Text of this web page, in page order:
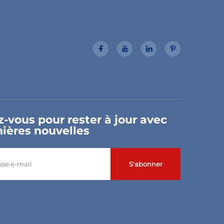
vous pour rester à jour avec
nouvelles
S'abonner